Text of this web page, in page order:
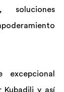
soluciones
excepcional
Kubadili y así